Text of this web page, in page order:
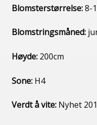
Blomsterstørrelse:8-
Blomstringsmåned:
Høyde: 200cm
Sone: H4
Verdt å vite: Nyhet